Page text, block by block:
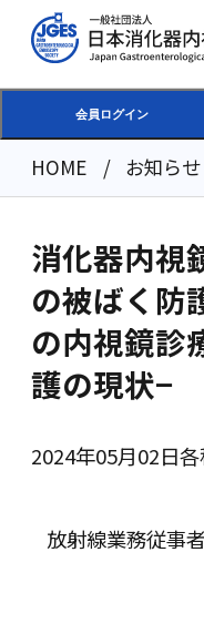
会員ログイン
HOME お知らせ
2024年05月02日
消化器内視
の被ばく防
の内視鏡診
護の現状−
放射線業務従事